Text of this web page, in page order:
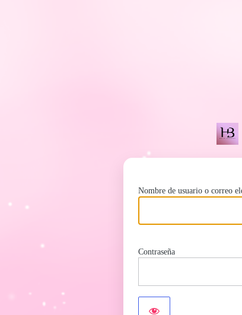
Nombre de usuario o correo
Contraseña